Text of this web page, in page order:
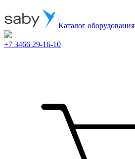
Каталог оборудования
+7 3466 29-16-10